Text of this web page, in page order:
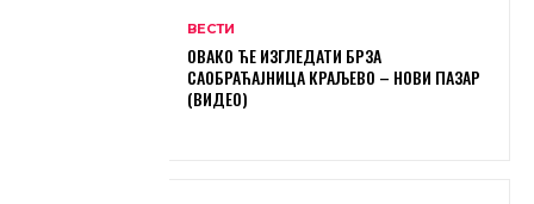
ВЕСТИ
ОВАКО ЋЕ ИЗГЛЕДАТИ БРЗА
САОБРАЋАЈНИЦА КРАЉЕВО – НОВИ ПАЗАР
(ВИДЕО)